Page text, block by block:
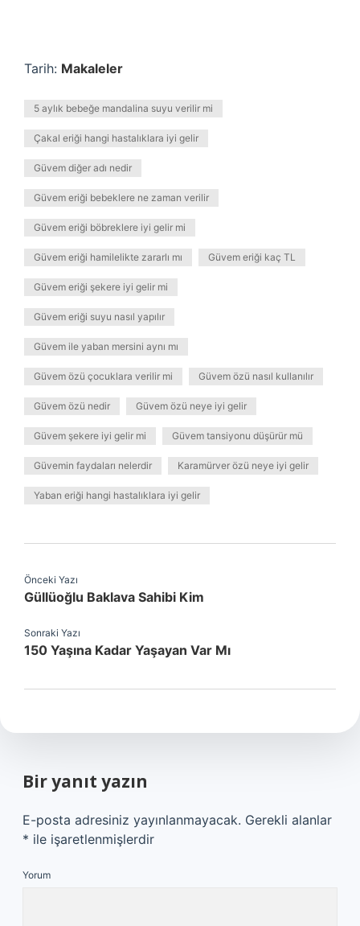
Tarih: Makaleler
5 aylık bebeğe mandalina suyu verilir mi
Çakal eriği hangi hastalıklara iyi gelir
Güvem diğer adı nedir
Güvem eriği bebeklere ne zaman verilir
Güvem eriği böbreklere iyi gelir mi
Güvem eriği hamilelikte zararlı mı Güvem eriği kaç TL
Güvem eriği şekere iyi gelir mi
Güvem eriği suyu nasıl yapılır
Güvem ile yaban mersini aynı mı
Güvem özü çocuklara verilir mi Güvem özü nasıl kullanılır
Güvem özü nedir Güvem özü neye iyi gelir
Güvem şekere iyi gelir mi Güvem tansiyonu düşürür mü
Güvemin faydaları nelerdir Karamürver özü neye iyi gelir
Yaban eriği hangi hastalıklara iyi gelir
Önceki Yazı
Güllüoğlu Baklava Sahibi Kim
Sonraki Yazı
150 Yaşına Kadar Yaşayan Var Mı
Bir yanıt yazın
E-posta adresiniz yayınlanmayacak. Gerekli alanlar
* ile işaretlenmişlerdir
Yorum